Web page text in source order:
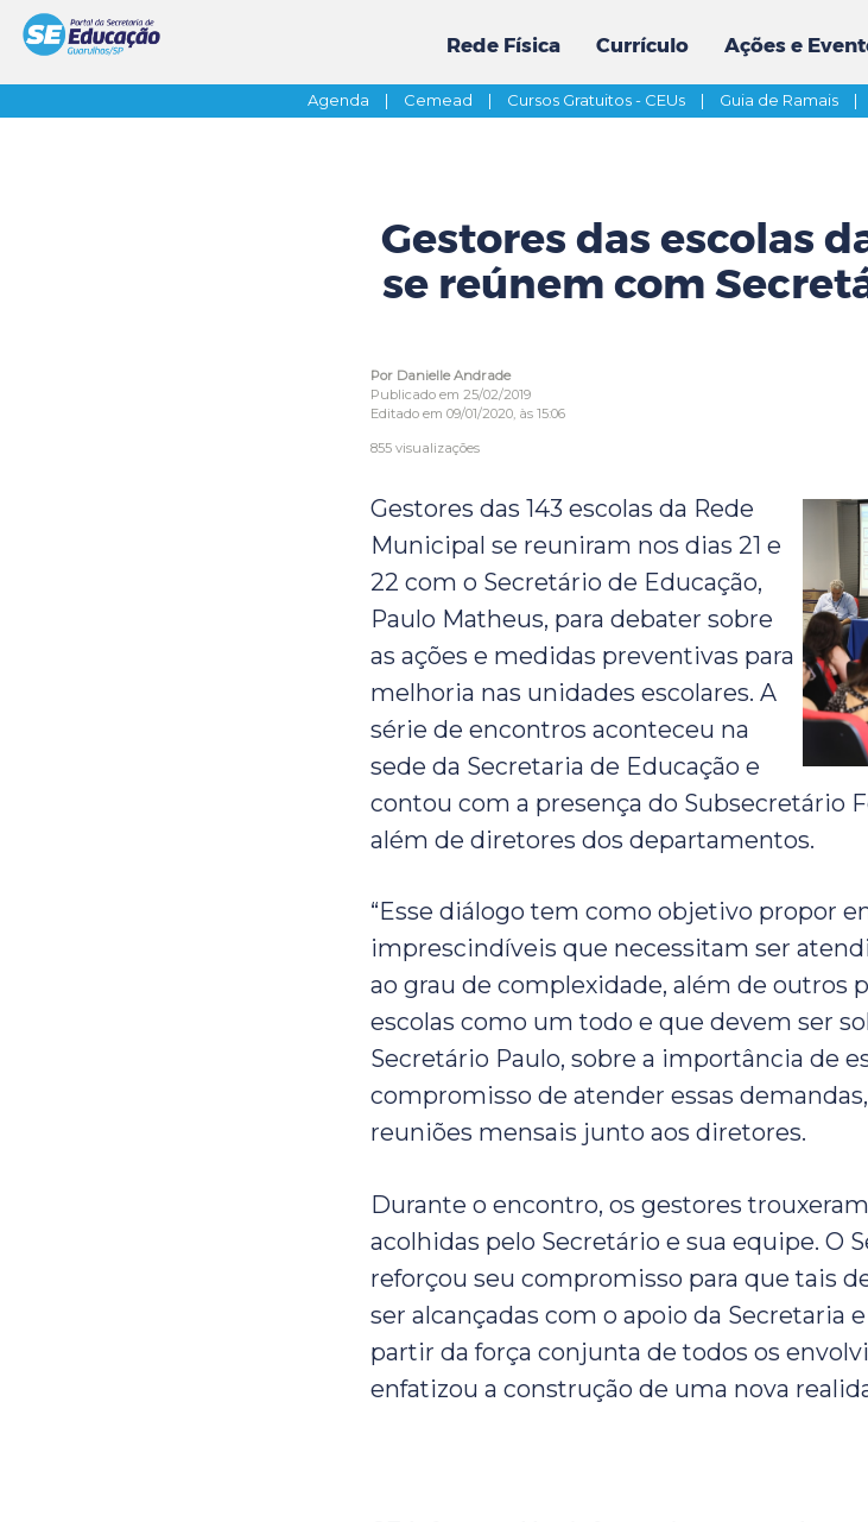
Rede Física Currículo Ações e
Agenda | Cemead | Cursos Gratuitos - CEUs | Guia de Ramais |
Gestores das escolas
se reúnem com
Por Danielle Andrade
Publicado em 25/02/2019
Editado em 09/01/2020, às 15:06
855 visualizações
Gestores das 143 escolas da Rede
Municipal se reuniram nos dias 21 e
22 com o Secretário de Educação,
Paulo Matheus, para debater sobre
as ações e medidas preventivas para
melhoria nas unidades escolares. A
série de encontros aconteceu na
sede da Secretaria de Educação e
contou com a presença do Subsecretário
além de diretores dos departamentos.
“Esse diálogo tem como objetivo propor
imprescindíveis que necessitam ser
ao grau de complexidade, além de outros
escolas como um todo e que devem ser
Secretário Paulo, sobre a importância de
compromisso de atender essas
reuniões mensais junto aos diretores.
Durante o encontro, os gestores
acolhidas pelo Secretário e sua equipe. O
reforçou seu compromisso para que tais
ser alcançadas com o apoio da Secretaria
partir da força conjunta de todos os
enfatizou a construção de uma nova